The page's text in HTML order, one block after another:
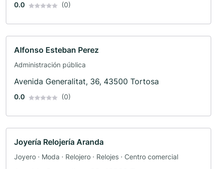
0.0 (0)
Alfonso Esteban Perez
Administración pública
Avenida Generalitat, 36, 43500 Tortosa
0.0 (0)
Joyería Relojería Aranda
Joyero · Moda · Relojero · Relojes · Centro comercial